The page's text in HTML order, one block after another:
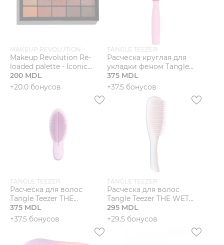
MAKEUP REVOLUTION
Makeup Revolution Re-
loaded palette - Iconic
Fever Палетка теней
200 MDL
+20.0 бонусов
TANGLE TEEZER
Расческа круглая для
укладки феном Tangle
Teezer Blow Styling Round
Tool Small Pink
375 MDL
+37.5 бонусов
TANGLE TEEZER
Расческа для волос
Tangle Teezer THE
ULTIMATE FINISHING
VINTAGE PINK
375 MDL
+37.5 бонусов
TANGLE TEEZER
Расческа для волос
Tangle Teezer THE WET
DETANGLER SKY BLUE
CUPID (BLUE/PINK)
295 MDL
+29.5 бонусов